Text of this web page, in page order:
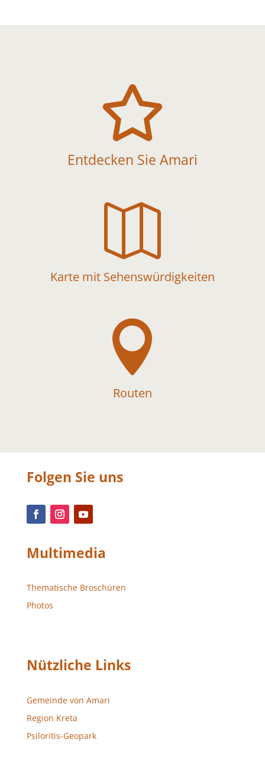

Entdecken Sie Amari

Karte mit Sehenswürdigkeiten

Routen
Folgen Sie uns
Multimedia
Thematische Broschüren
Photos
Nützliche Links
Gemeinde von Amari
Region Kreta
Psiloritis-Geopark